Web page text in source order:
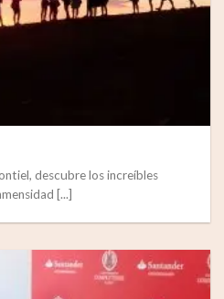
descubre los increíbles
[...]